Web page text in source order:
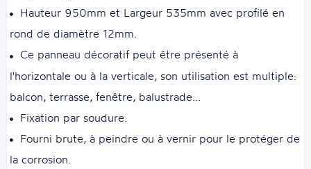
Hauteur 950mm et Largeur 535mm avec profilé en
rond de diamètre 12mm.
Ce panneau décoratif peut être présenté à
l'horizontale ou à la verticale, son utilisation est multiple:
balcon, terrasse, fenêtre, balustrade...
Fixation par soudure.
Fourni brute, à peindre ou à vernir pour le protéger de
la corrosion.